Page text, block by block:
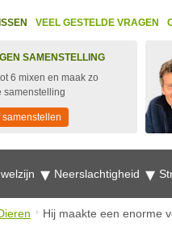
VEEL GESTELDE VRAGEN
SAMENSTELLING
6 mixen en maak zo
samenstelling
samenstellen
Neerslachtigheid
Hij maakte een enorme